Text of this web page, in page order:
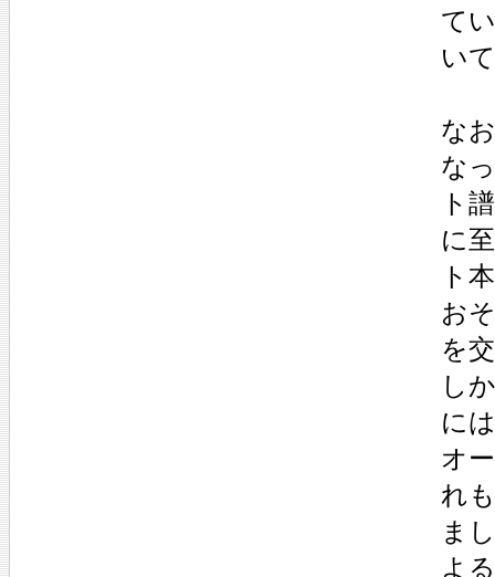
て
い
な
な
ト
に
ト
お
を
し
に
オ
れ
ま
よ